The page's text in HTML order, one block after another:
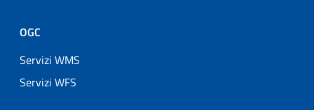
OGC
Servizi WMS
Servizi WFS